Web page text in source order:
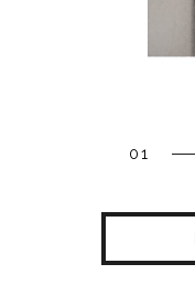
01